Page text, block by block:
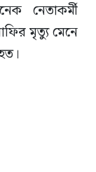
নেতাকর্মী
মৃত্যু মেনে